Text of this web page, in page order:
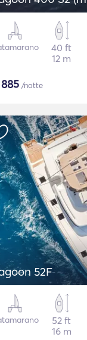
40 ft
12 m
885 /notte
52F
52 ft
16 m